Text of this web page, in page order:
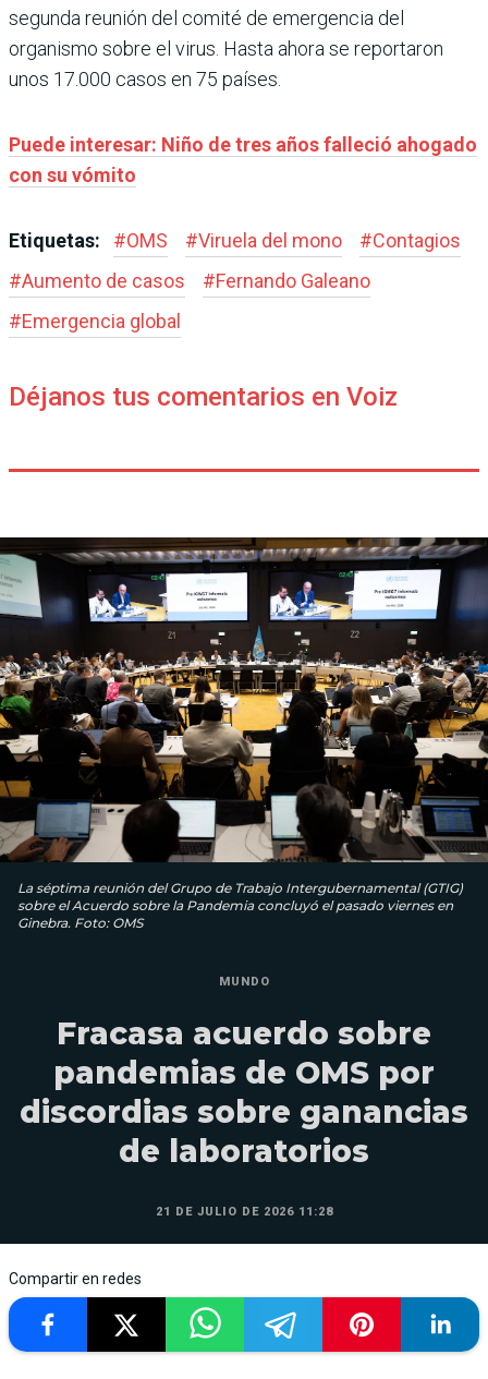
segunda reunión del comité de emergencia del
organismo sobre el virus. Hasta ahora se reportaron
unos 17.000 casos en 75 países.
Puede interesar: Niño de tres años falleció ahogado
con su vómito
Etiquetas: #OMS #Viruela del mono #Contagios
#Aumento de casos #Fernando Galeano
#Emergencia global
Déjanos tus comentarios en Voiz
La séptima reunión del Grupo de Trabajo Intergubernamental (GTIG)
sobre el Acuerdo sobre la Pandemia concluyó el pasado viernes en
Ginebra. Foto: OMS
MUNDO
Fracasa acuerdo sobre
pandemias de OMS por
discordias sobre ganancias
de laboratorios
21 DE JULIO DE 2026 11:28
Compartir en redes